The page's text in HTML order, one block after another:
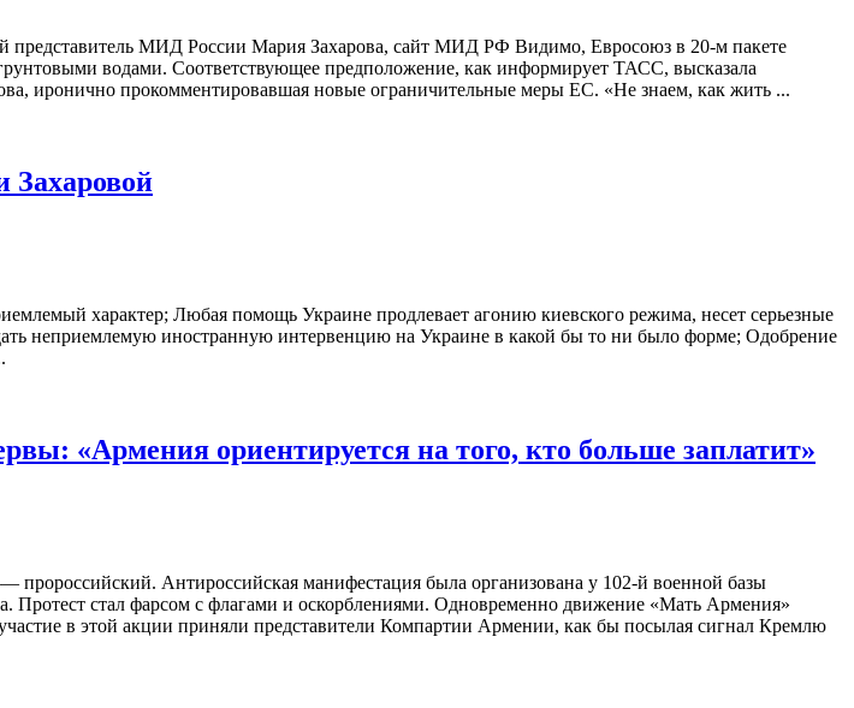
представитель МИД России Мария Захарова, сайт МИД РФ Видимо, Евросоюз в 20-м пакете
водами. Соответствующее предположение, как информирует ТАСС, высказала
иронично прокомментировавшая новые ограничительные меры ЕС. «Не знаем, как жить ...
характер; Любая помощь Украине продлевает агонию киевского режима, несет серьезные
неприемлемую иностранную интервенцию на Украине в какой бы то ни было форме; Одобрение
«Армения ориентируется на того, кто больше заплатит»
Антироссийская манифестация была организована у 102-й военной базы
стал фарсом с флагами и оскорблениями. Одновременно движение «Мать Армения»
в этой акции приняли представители Компартии Армении, как бы посылая сигнал Кремлю